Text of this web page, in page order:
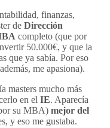
finanzas,
de Dirección
completo (que por
50.000€, y que la
que ya sabía. Por eso
me apasiona).
masters mucho más
en el IE. Aparecía
su MBA) mejor del
y eso me gustaba.